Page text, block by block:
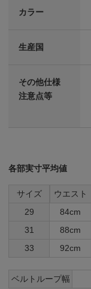
カラー
生産国
その他仕様
注意点等
各部実寸平均値
サイズ ウエスト
29
84cm
31
88cm
33
92cm
ベルトループ幅